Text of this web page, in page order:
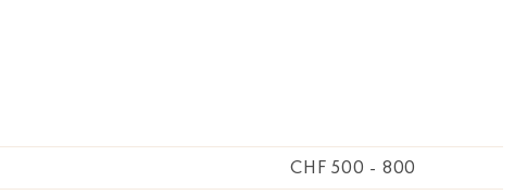
CHF 500 - 800